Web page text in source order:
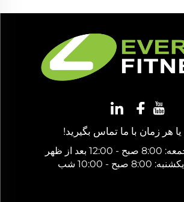
یا هر زمان با ما تماس بگیرید!
بعد از ظهر
صبح - 10:00 شب